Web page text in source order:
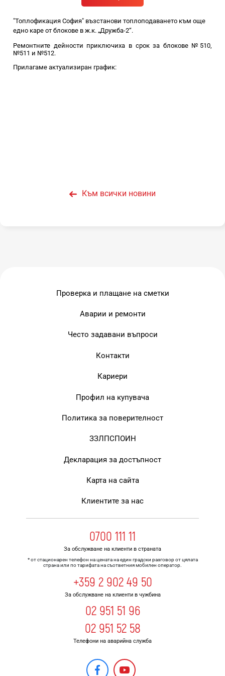
"Топлофикация София" възстанови топлоподаването към още
едно каре от блокове в ж.к. „Дружба-2“.
Ремонтните дейности приключиха в срок за блокове №510,
№511 и №512.
Прилагаме актуализиран график:
Към всички новини
Проверка и плащане на сметки
Аварии и ремонти
Често задавани въпроси
Контакти
Кариери
Профил на купувача
Политика за поверителност
ЗЗЛПСПОИН
Декларация за достъпност
Карта на сайта
Клиентите за нас
0700 111 11
За обслужване на клиенти в страната
* от стационарен телефон на цената на един градски разговор от цялата
страна или по тарифата на съответния мобилен оператор.
+359 2 902 49 50
За обслужване на клиенти в чужбина
02 951 51 96
02 951 52 58
Телефони на аварийна служба